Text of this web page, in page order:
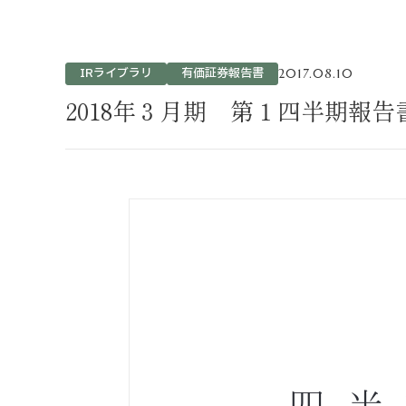
投資事業
インバウンド
IRライブラリ 有価証券報告書 2017.08.10
2018年３月期 第１四半期報告